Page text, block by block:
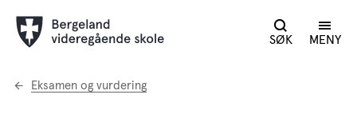
SØK MENY
Du
Eksamen og vurdering